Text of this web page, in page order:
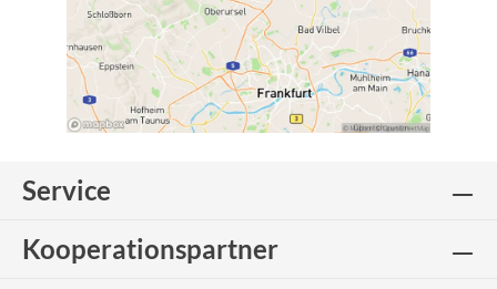
Service
Kooperationspartner